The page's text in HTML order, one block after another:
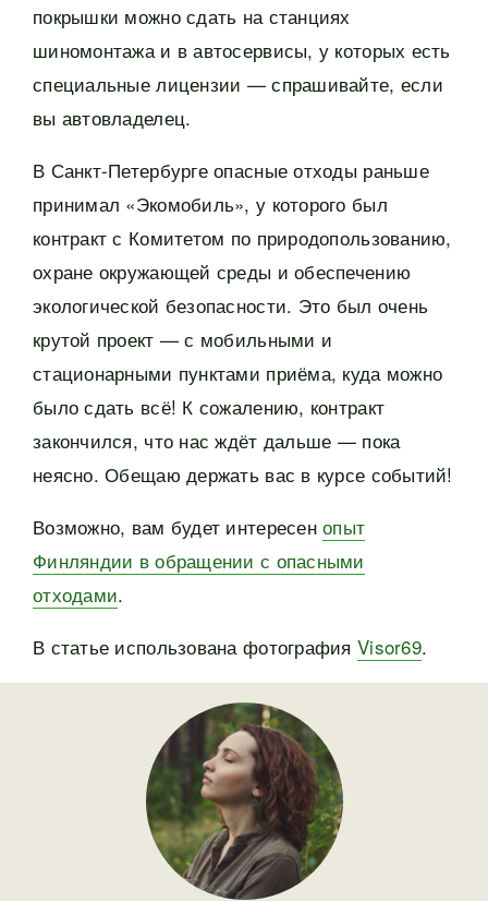
покрышки можно сдать на станциях
шиномонтажа и в автосервисы, у которых есть
специальные лицензии — спрашивайте, если
вы автовладелец.
В Санкт-Петербурге опасные отходы раньше
принимал «Экомобиль», у которого был
контракт с Комитетом по природопользованию,
охране окружающей среды и обеспечению
экологической безопасности. Это был очень
крутой проект — с мобильными и
стационарными пунктами приёма, куда можно
было сдать всё! К сожалению, контракт
закончился, что нас ждёт дальше — пока
неясно. Обещаю держать вас в курсе событий!
Возможно, вам будет интересенопыт
Финляндии в обращении с опасными
отходами.
В статье использована фотография Visor69.